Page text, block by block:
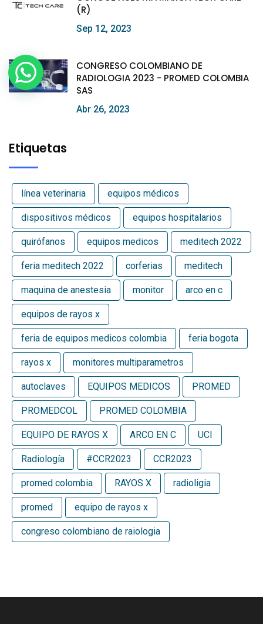
(R)
Sep 12, 2023
CONGRESO COLOMBIANO DE
RADIOLOGIA 2023 - PROMED COLOMBIA
SAS
Abr 26, 2023
Etiquetas
línea veterinaria equipos médicos
dispositivos médicos equipos hospitalarios
quirófanos equipos medicos meditech 2022
feria meditech 2022 corferias meditech
maquina de anestesia monitor arco en c
equipos de rayos x
feria de equipos medicos colombia feria bogota
rayos x monitores multiparametros
autoclaves EQUIPOS MEDICOS PROMED
PROMEDCOL PROMED COLOMBIA
EQUIPO DE RAYOS X ARCO EN C UCI
Radiología #CCR2023 CCR2023
promed colombia RAYOS X radioligia
promed equipo de rayos x
congreso colombiano de raiologia